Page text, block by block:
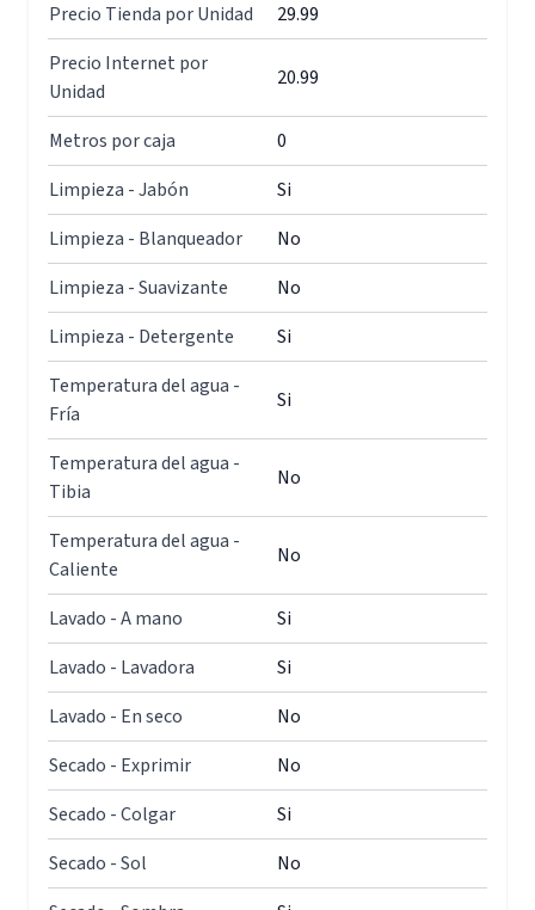
Precio Tienda por Unidad
29.99
Precio Internet por
Unidad
20.99
Metros por caja
0
Limpieza - Jabón
Si
Limpieza - Blanqueador
No
Limpieza - Suavizante
No
Limpieza - Detergente
Si
Temperatura del agua -
Fría
Si
Temperatura del agua -
Tibia
No
Temperatura del agua -
Caliente
No
Lavado - A mano
Si
Lavado - Lavadora
Si
Lavado - En seco
No
Secado - Exprimir
No
Secado - Colgar
Si
Secado - Sol
No